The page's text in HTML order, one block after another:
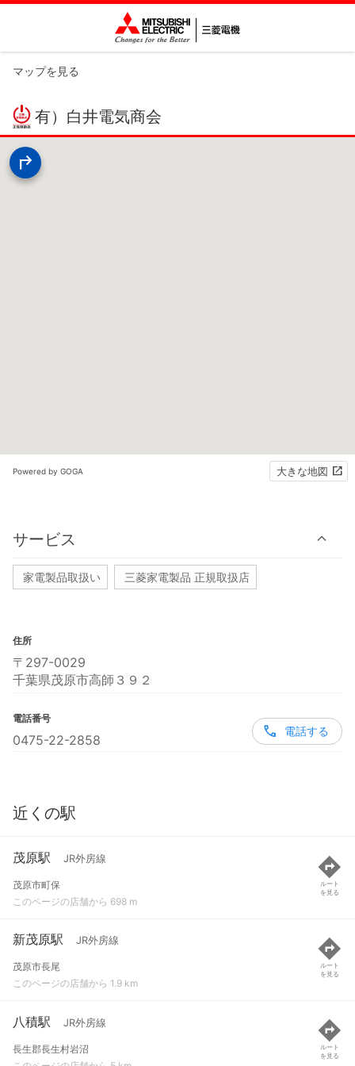
マップを見る
有）白井電気商会
Powered by GOGA 大きな地図
サービス
家電製品取扱い 三菱家電製品 正規取扱店
住所
〒297-0029
千葉県茂原市高師３９２
電話番号
0475-22-2858
電話する
近くの駅
茂原駅 JR外房線
茂原市町保
このページの店舗から 698 m
ルート
を見る
新茂原駅 JR外房線
茂原市長尾
このページの店舗から 1.9 km
ルート
を見る
八積駅 JR外房線
長生郡長生村岩沼
ルート
を見る